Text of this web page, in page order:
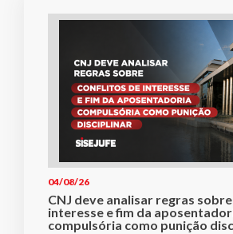
04/08/26
CNJ deve analisar regras
interesse e fim da
compulsória como punição